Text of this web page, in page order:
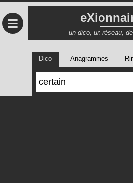
≡ un dico, un réseau,
Dico Anagrammes